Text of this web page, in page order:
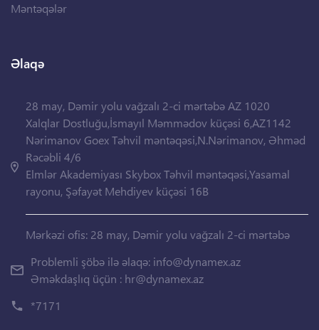
Məntəqələr
Əlaqə
28 may, Dəmir yolu vağzalı 2-ci mərtəbə AZ 1020
Xalqlar Dostluğu,İsmayıl Məmmədov küçəsi 6,AZ1142
Nərimanov Goex Təhvil məntəqəsi,N.Nərimanov, Əhməd
Rəcəbli 4/6
Elmlər Akademiyası Skybox Təhvil məntəqəsi,Yasamal
rayonu, Şəfayət Mehdiyev küçəsi 16B
Mərkəzi ofis: 28 may, Dəmir yolu vağzalı 2-ci mərtəbə
Problemli şöbə ilə əlaqə: info@dynamex.az
Əməkdaşlıq üçün : hr@dynamex.az
*7171